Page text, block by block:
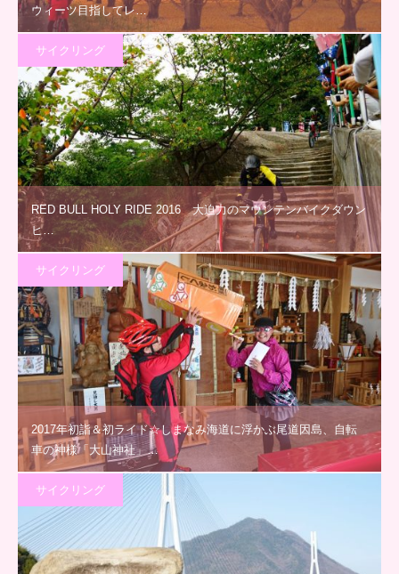
ウィーツ目指してレ…
サイクリング
RED BULL HOLY RIDE 2016 大迫力のマウンテンバイクダウン
ヒ…
サイクリング
2017年初詣＆初ライド☆しまなみ海道に浮かぶ尾道因島、自転
車の神様「大山神社」…
サイクリング